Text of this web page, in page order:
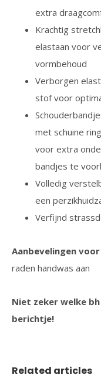
extra
Krachtig
elastaan voor
vormbehoud
Verborgen
stof voor
met schuine
voor extra
bandjes te
Volledig
een
Verfijnd
Aanbevelingen
raden handwas aan
Niet zeker welke
berichtje!
Related articles